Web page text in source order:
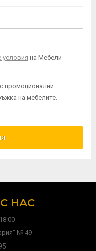
условия на Мебели
промоционални
на мебелите.
НАС
№ 49